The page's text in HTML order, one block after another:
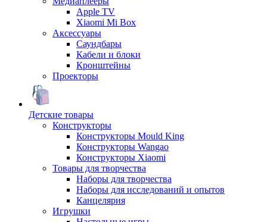
Apple TV
Xiaomi Mi Box
Аксессуары
Саундбары
Кабели и блоки
Кронштейны
Проекторы
Детские товары
Конструкторы
Конструкторы Mould King
Конструкторы Wangao
Конструкторы Xiaomi
Товары для творчества
Наборы для творчества
Наборы для исследований и опытов
Канцелярия
Игрушки